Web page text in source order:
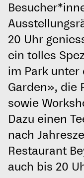
20 Uhr
ein tolles
im Park unter
Garden», die
sowie
Dazu einen
nach
Restaurant
auch bis 20